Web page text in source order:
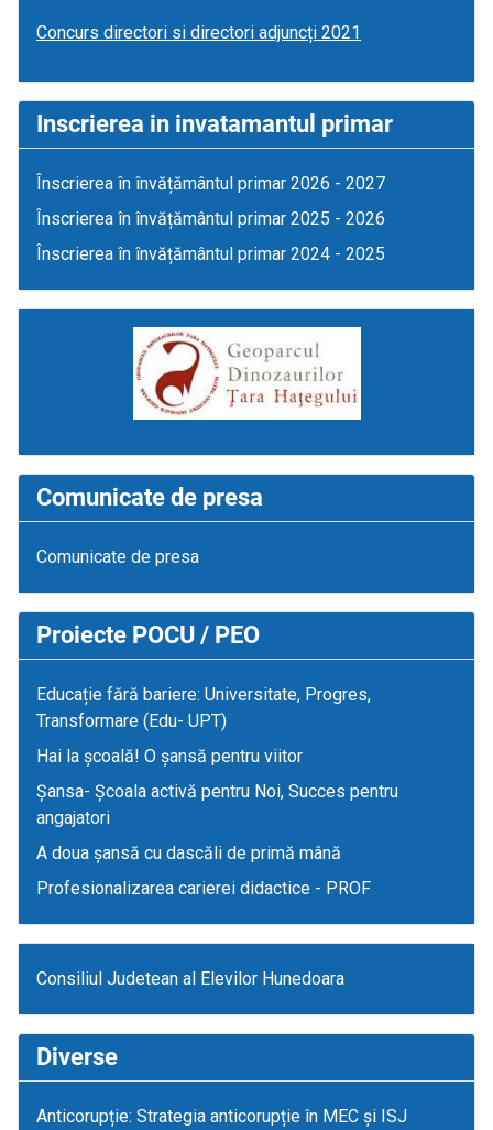
Concurs directori si directori adjuncți 2021
Inscrierea in invatamantul primar
Înscrierea în învățământul primar 2026 - 2027
Înscrierea în învățământul primar 2025 - 2026
Înscrierea în învățământul primar 2024 - 2025
Comunicate de presa
Comunicate de presa
Proiecte POCU / PEO
Educație fără bariere: Universitate, Progres,
Transformare (Edu- UPT)
Hai la școală! O șansă pentru viitor
Șansa- Școala activă pentru Noi, Succes pentru
angajatori
A doua șansă cu dascăli de primă mână
Profesionalizarea carierei didactice - PROF
Consiliul Judetean al Elevilor Hunedoara
Diverse
Anticorupție: Strategia anticorupție în MEC și ISJ